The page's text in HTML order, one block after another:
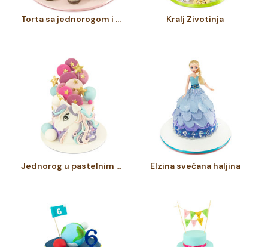
Torta sa jednorogom i kapkejkovima Kralj Zivotinja
Jednorog u pastelnim bojama Elzina svečana haljina